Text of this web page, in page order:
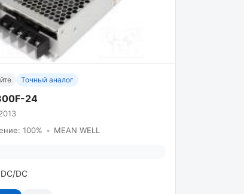
Точный аналог
24
100% • MEAN WELL
DC